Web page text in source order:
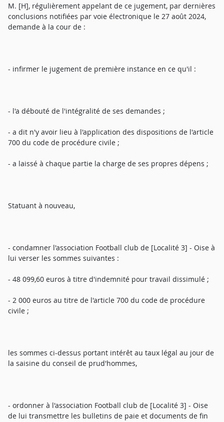
M. [H], régulièrement appelant de ce jugement, par dernières
conclusions notifiées par voie électronique le 27 août 2024,
demande à la cour de :
- infirmer le jugement de première instance en ce qu'il :
- l'a débouté de l'intégralité de ses demandes ;
- a dit n'y avoir lieu à l'application des dispositions de l'article
700 du code de procédure civile ;
- a laissé à chaque partie la charge de ses propres dépens ;
Statuant à nouveau,
- condamner l'association Football club de [Localité 3] - Oise à
lui verser les sommes suivantes :
- 48 099,60 euros à titre d'indemnité pour travail dissimulé ;
- 2 000 euros au titre de l'article 700 du code de procédure
civile ;
les sommes ci-dessus portant intérêt au taux légal au jour de
la saisine du conseil de prud'hommes,
- ordonner à l'association Football club de [Localité 3] - Oise
de lui transmettre les bulletins de paie et documents de fin